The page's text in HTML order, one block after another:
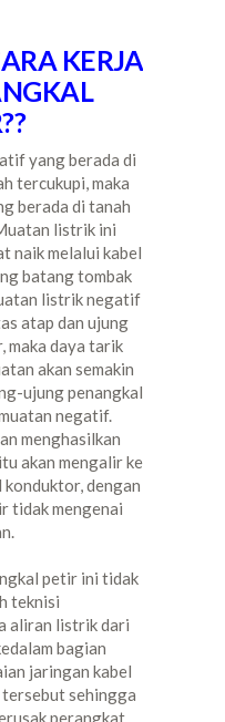
KERJA
yang berada di
tercukupi, maka
berada di tanah
listrik ini
naik melalui kabel
batang tombak
listrik negatif
atap dan ujung
maka daya tarik
akan semakin
ujung penangkal
negatif.
menghasilkan
akan mengalir ke
konduktor, dengan
tidak mengenai
petir ini tidak
teknisi
aliran listrik dari
bagian
jaringan kabel
sehingga
perangkat